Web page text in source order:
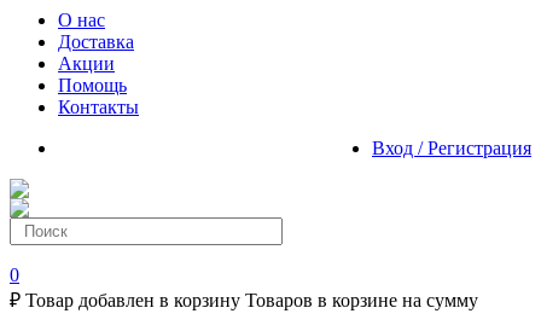
О нас
Доставка
Акции
Помощь
Контакты
Вход / Регистрация
0
₽ Товар добавлен в корзину Товаров в корзине на сумму